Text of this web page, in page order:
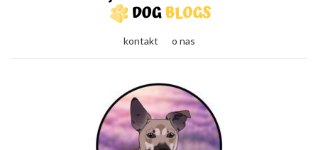
kontakt o nas